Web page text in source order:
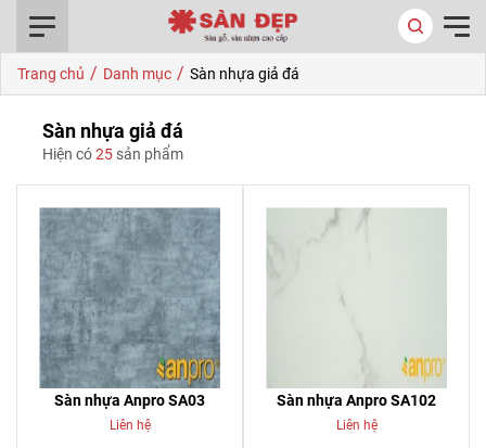
Trang chủ / Danh mục / Sàn nhựa giả đá
Sàn nhựa giả đá
Hiện có25 sản phẩm
Sàn nhựa Anpro SA03
Liên hệ
Sàn nhựa Anpro SA102
Liên hệ